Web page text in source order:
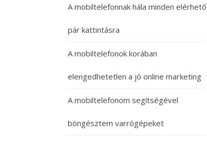
A mobiltelefonnak hála minden elérhető
pár kattintásra
A mobiltelefonok korában
elengedhetetlen a jó online marketing
A mobiltelefonom segítségével
böngésztem varrógépeket